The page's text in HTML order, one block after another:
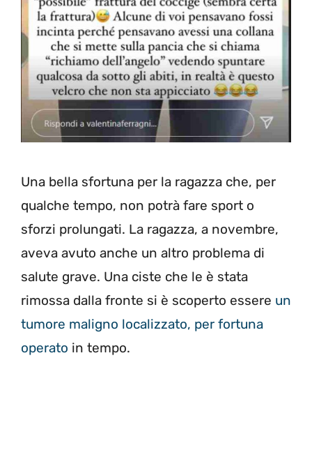
Una bella sfortuna per la ragazza che, per
qualche tempo, non potrà fare sport o
sforzi prolungati. La ragazza, a novembre,
aveva avuto anche un altro problema di
salute grave. Una ciste che le è stata
rimossa dalla fronte si è scoperto essere un
tumore maligno localizzato, per fortuna
operato in tempo.